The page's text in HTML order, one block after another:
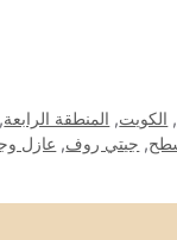
, الكويت, المنطقة الرابعة,
, جيتي روف, عازل